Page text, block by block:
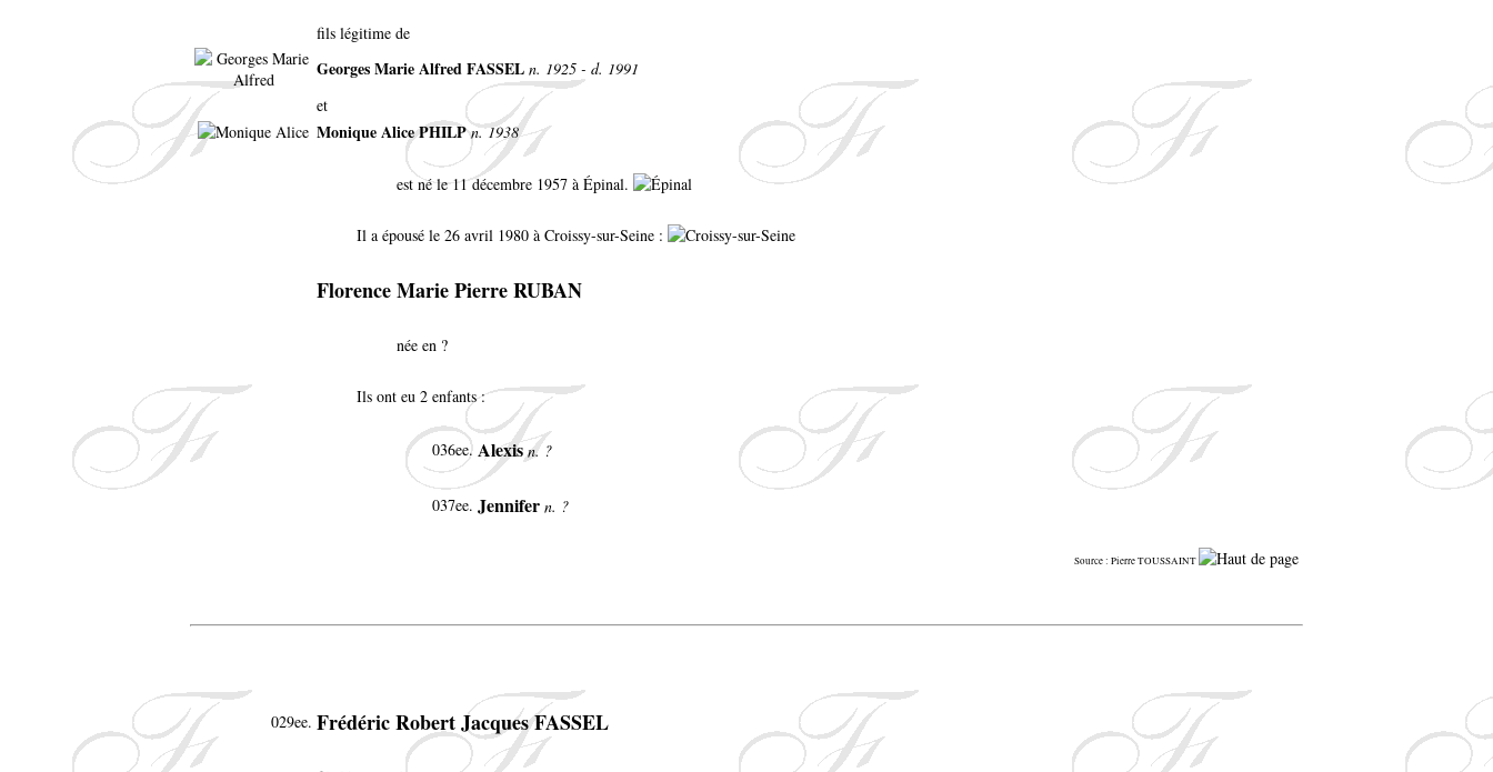
fils légitime de
Georges Marie Alfred FASSEL n. 1925 - d. 1991
et
Monique Alice PHILPn. 1938
est né le 11 décembre 1957 à Épinal.
Il a épousé le 26 avril 1980 à Croissy-sur-Seine :
Florence Marie Pierre RUBAN
née en ?
Ils ont eu 2 enfants :
036ee. Alexisn. ?
037ee. Jennifer n. ?
Source : Pierre TOUSSAINT
029ee. Frédéric Robert Jacques FASSEL